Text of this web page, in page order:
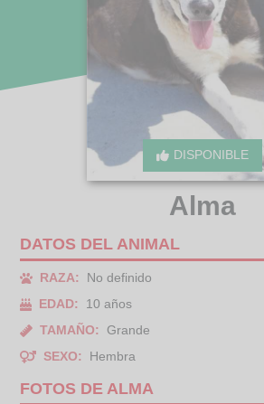
DISPONIBLE
Alma
DATOS DEL ANIMAL
RAZA:
No definido
EDAD:
10 años
TAMAÑO:
Grande
SEXO:
Hembra
FOTOS DE ALMA